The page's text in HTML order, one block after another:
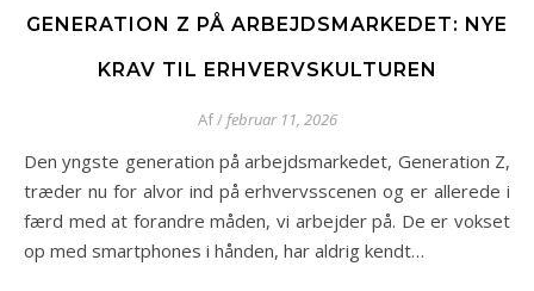
GENERATION Z PÅ ARBEJDSMARKEDET: NYE
KRAV TIL ERHVERVSKULTUREN
Af/februar 11, 2026
Den yngste generation på arbejdsmarkedet, Generation Z,
træder nu for alvor ind på erhvervsscenen og er allerede i
færd med at forandre måden, vi arbejder på. De er vokset
op med smartphones i hånden, har aldrig kendt…